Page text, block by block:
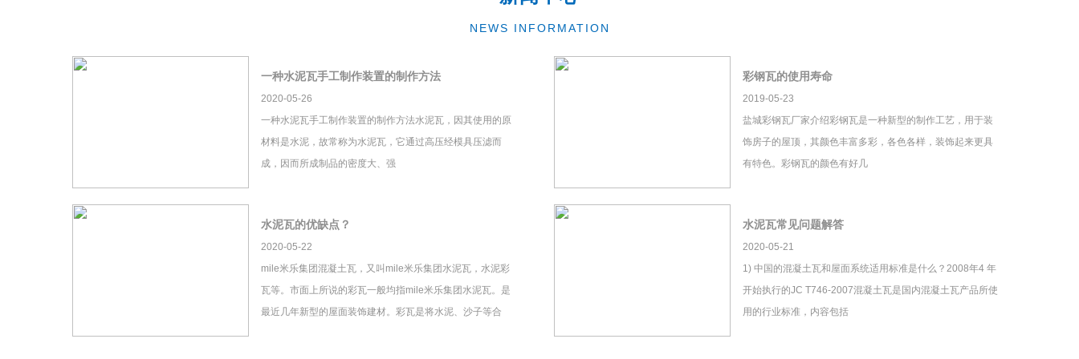
NEWS INFORMATION
一种水泥瓦手工制作装置的制作方法
2020-05-26
一种水泥瓦手工制作装置的制作方法水泥瓦，因其使用的原
材料是水泥，故常称为水泥瓦，它通过高压经模具压滤而
成，因而所成制品的密度大、强
彩钢瓦的使用寿命
2019-05-23
盐城彩钢瓦厂家介绍彩钢瓦是一种新型的制作工艺，用于装
饰房子的屋顶，其颜色丰富多彩，各色各样，装饰起来更具
有特色。彩钢瓦的颜色有好几
水泥瓦的优缺点？
2020-05-22
mile米乐集团混凝土瓦，又叫mile米乐集团水泥瓦，水泥彩
瓦等。市面上所说的彩瓦一般均指mile米乐集团水泥瓦。是
最近几年新型的屋面装饰建材。彩瓦是将水泥、沙子等合
水泥瓦常见问题解答
2020-05-21
1) 中国的混凝土瓦和屋面系统适用标准是什么？2008年4 年
开始执行的JC T746-2007混凝土瓦是国内混凝土瓦产品所使
用的行业标准，内容包括